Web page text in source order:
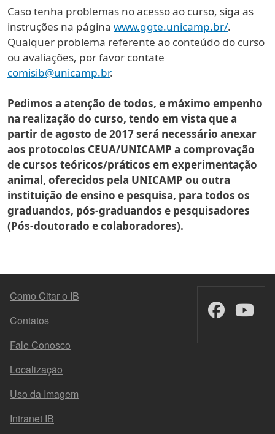
Caso tenha problemas no acesso ao curso, siga as
instruções na página www.ggte.unicamp.br/.
Qualquer problema referente ao conteúdo do curso
ou avaliações, por favor contate
comisib@unicamp.br.
Pedimos a atenção de todos, e máximo empenho
na realização do curso, tendo em vista que a
partir de agosto de 2017 será necessário anexar
aos protocolos CEUA/UNICAMP a comprovação
de cursos teóricos/práticos em experimentação
animal, oferecidos pela UNICAMP ou outra
instituição de ensino e pesquisa, para todos os
graduandos, pós-graduandos e pesquisadores
(Pós-doutorado e colaboradores).
MENU DO RODAPÉ
Como Citar o IB
Contatos
Fale Conosco
Localização
Uso da Imagem
Intranet IB